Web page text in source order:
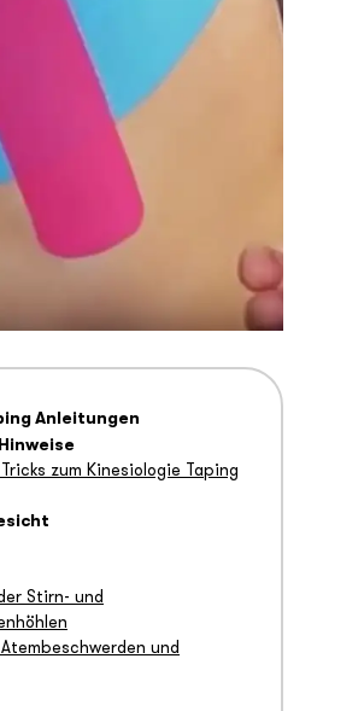
Anleitungen
zum Kinesiologie Taping
Stirn- und
und